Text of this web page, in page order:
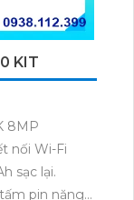
KIT
8MP
nối Wi-Fi
sạc lại.
pin năng